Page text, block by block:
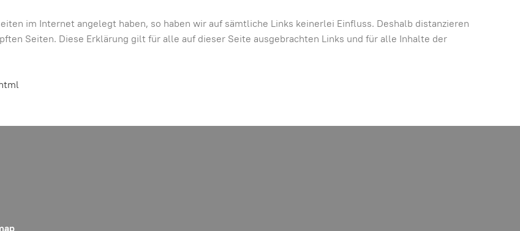
im Internet angelegt haben, so haben wir auf sämtliche Links keinerlei Einfluss. Deshalb distanzieren
Seiten. Diese Erklärung gilt für alle auf dieser Seite ausgebrachten Links und für alle Inhalte der